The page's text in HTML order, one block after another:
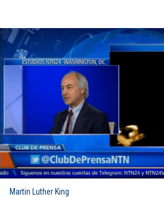
Martin Luther King